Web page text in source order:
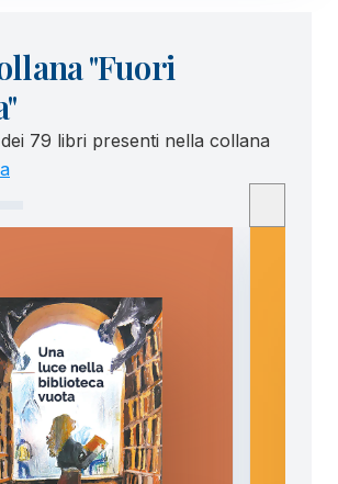
"Fuori
79 libri presenti nella collana